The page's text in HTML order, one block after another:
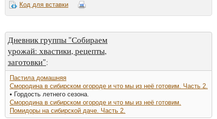
Код для вставки
Дневник группы "Собираем
урожай: хвастики, рецепты,
заготовки":
Пастила домашняя
Смородина в сибирском огороде и что мы из неё готовим. Часть 2.
• Гордость летнего сезона.
Смородина в сибирском огороде и что мы из неё готовим.
Помидоры на сибирской даче. Часть 2.